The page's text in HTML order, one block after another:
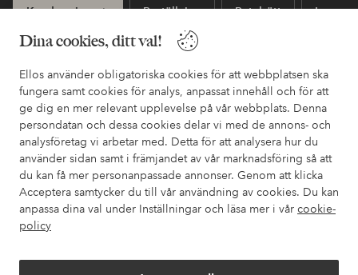
Dina cookies, ditt val!
Ellos använder obligatoriska cookies för att webbplatsen ska
fungera samt cookies för analys, anpassat innehåll och för att
ge dig en mer relevant upplevelse på vår webbplats. Denna
persondatan och dessa cookies delar vi med de annons- och
analysföretag vi arbetar med. Detta för att analysera hur du
använder sidan samt i främjandet av vår marknadsföring så att
du kan få mer personanpassade annonser. Genom att klicka
Acceptera samtycker du till vår användning av cookies. Du kan
anpassa dina val under Inställningar och läsa mer i vår cookie-
policy
Kundservice Beställning Betalsätt
Mina sidor
Om Ellos
Våra tjänster
Villkor